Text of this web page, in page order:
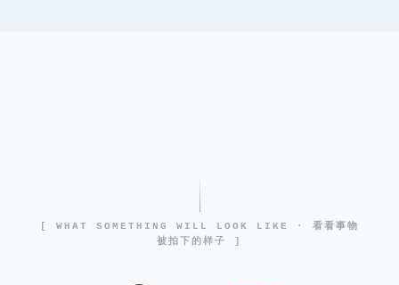
[ WHAT SOMETHING WILL LOOK LIKE · 看看事物
被拍下的样子 ]